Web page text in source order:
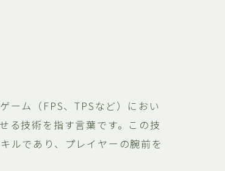
ーム（FPS、TPSなど）におい
る技術を指す言葉です。この技
ルであり、プレイヤーの腕前を